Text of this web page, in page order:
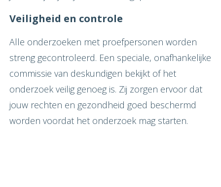
Veiligheid en controle
Alle onderzoeken met proefpersonen worden
streng gecontroleerd. Een speciale, onafhankelijke
commissie van deskundigen bekijkt of het
onderzoek veilig genoeg is. Zij zorgen ervoor dat
jouw rechten en gezondheid goed beschermd
worden voordat het onderzoek mag starten.